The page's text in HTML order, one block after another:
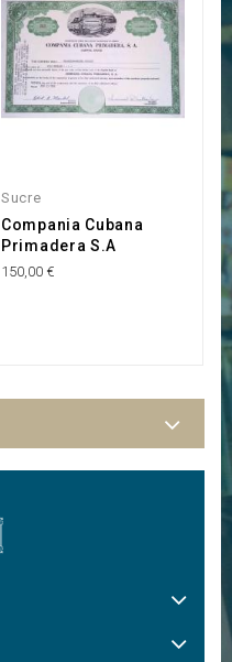
Sucre
Compania Cubana
Primadera S.A
150,00 €